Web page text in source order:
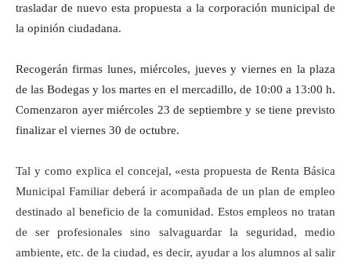
trasladar de nuevo esta propuesta a la corporación municipalde
la opinión ciudadana.
Recogerán firmas lunes, miércoles, jueves y viernes en la plaza
de las Bodegas y los martes en el mercadillo, de 10:00 a 13:00 h.
Comenzaron ayer miércoles 23 de septiembre y se tiene previsto
finalizar el viernes 30 de octubre.
Tal y como explica el concejal, «esta propuesta de Renta Básica
Municipal Familiar deberá ir acompañada de un plan de empleo
destinado al beneficio de la comunidad. Estos empleos no tratan
de ser profesionales sino salvaguardar la seguridad, medio
ambiente, etc. de la ciudad, es decir, ayudar a los alumnos al salir